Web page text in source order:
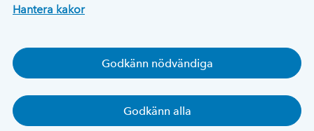
Hantera kakor
Godkänn nödvändiga
Godkänn alla